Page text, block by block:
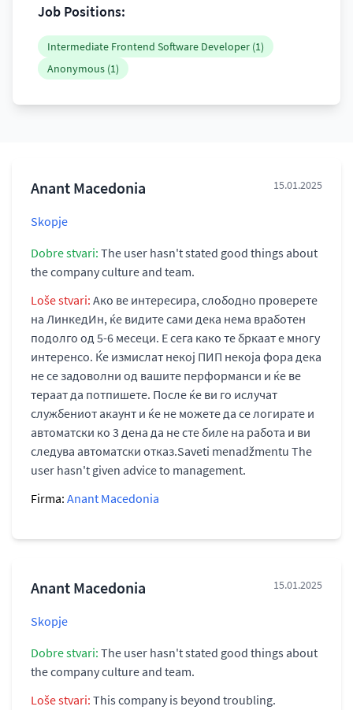
Job Positions:
Intermediate Frontend Software Developer (1)
Anonymous (1)
Anant Macedonia 15.01.2025
Skopje
Dobre stvari: The user hasn't stated good things about
the company culture and team.
Loše stvari: Ако ве интересира, слободно проверете
на ЛинкедИн, ќе видите сами дека нема вработен
подолго од 5-6 месеци. Е сега како те бркаат е многу
интеренсо. Ќе измислат некој ПИП некоја фора дека
не се задоволни од вашите перформанси и ќе ве
тераат да потпишете. После ќе ви го ислучат
службениот акаунт и ќе не можете да се логирате и
автоматски ко 3 дена да не сте биле на работа и ви
следува автоматски отказ.Saveti menadžmentu The
user hasn't given advice to management.
Firma: Anant Macedonia
Anant Macedonia 15.01.2025
Skopje
Dobre stvari: The user hasn't stated good things about
the company culture and team.
Loše stvari: This company is beyond troubling.